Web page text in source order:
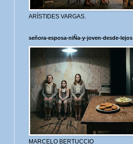
ARÍSTIDES VARGAS.
señora-esposa-niÑa-y-joven-desde-lejos
MARCELO BERTUCCIO